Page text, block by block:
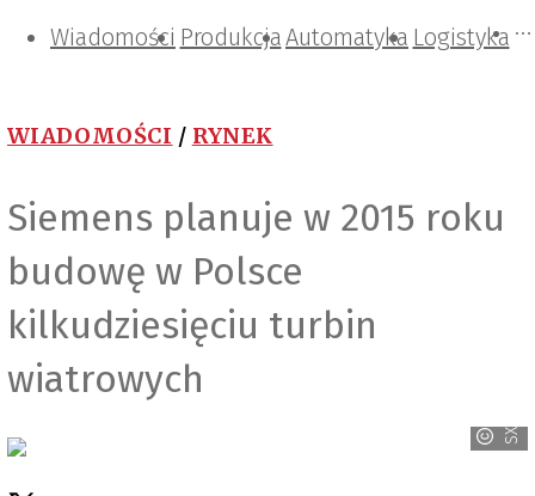
Wiadomości ProdukcjaAutomatyka Logistyka
Projektowanie i konstrukcje
Zarządzanie i IT
Tematy specjalne
WIADOMOŚCI / RYNEK
Siemens planuje w 2015 roku
budowę w Polsce
kilkudziesięciu turbin
wiatrowych
SXC